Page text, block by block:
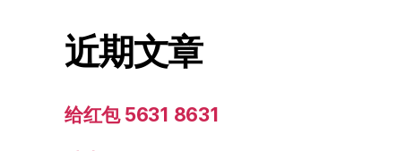
近期文章
给红包 5631 8631